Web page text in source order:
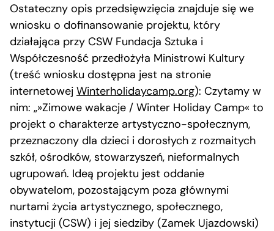
Ostateczny opis przedsięwzięcia znajduje się we
wniosku o dofinansowanie projektu, który
działająca przy CSW Fundacja Sztuka i
Współczesność przedłożyła Ministrowi Kultury
(treść wniosku dostępna jest na stronie
internetowej Winterholidaycamp.org): Czytamy w
nim: „»Zimowe wakacje / Winter Holiday Camp« to
projekt o charakterze artystyczno-społecznym,
przeznaczony dla dzieci i dorosłych z rozmaitych
szkół, ośrodków, stowarzyszeń, nieformalnych
ugrupowań. Ideą projektu jest oddanie
obywatelom, pozostającym poza głównymi
nurtami życia artystycznego, społecznego,
instytucji (CSW) i jej siedziby (Zamek Ujazdowski)